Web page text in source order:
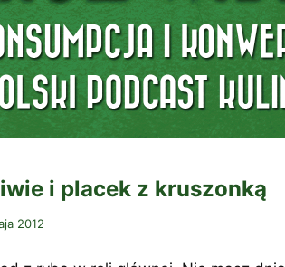
i placek z kruszonką
2012